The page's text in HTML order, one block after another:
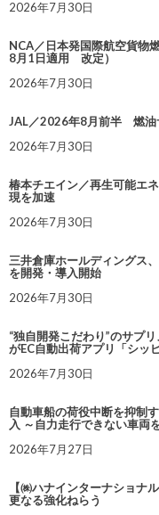
2026年7月30日
NCA／日本発国際航空貨物
8月1日適用 改定）
2026年7月30日
JAL／2026年8月前半 燃油
2026年7月30日
椿本チエイン／再生可能エ
現を加速
2026年7月30日
三井倉庫ホールディングス
を開発・導入開始
2026年7月30日
“独自開発こだわり”のサプ
がEC自動出荷アプリ「シッ
2026年7月30日
自動車船の荷役中断を抑制
入 ～自力走行できない車両
2026年7月27日
【㈱ハナインターナショナ
更なる強化ねらう